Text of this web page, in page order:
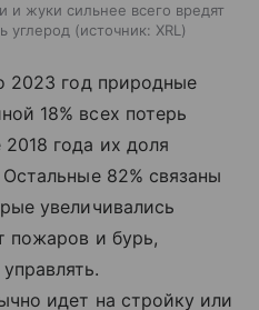
жуки сильнее всего вредят
углерод
источник: XRL
2023 год природные
18% всех потерь
года их доля
82% связаны
увеличивались
пожаров и бурь,
идет на стройку или